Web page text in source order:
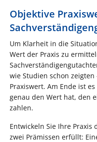
Objektive
Um Klarheit in die
Wert der Praxis zu
wie Studien schon
Praxiswert. Am Ende ist
genau den Wert hat, den
zahlen.
Entwickeln Sie Ihre Praxis
zwei Prämissen erfüllt: